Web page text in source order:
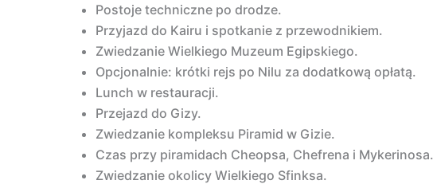
Postoje techniczne po drodze.
Przyjazd do Kairu i spotkanie z przewodnikiem.
Zwiedzanie Wielkiego Muzeum Egipskiego.
Opcjonalnie: krótki rejs po Nilu za dodatkową opłatą.
Lunch w restauracji.
Przejazd do Gizy.
Zwiedzanie kompleksu Piramid w Gizie.
Czas przy piramidach Cheopsa, Chefrena i Mykerinosa.
Zwiedzanie okolicy Wielkiego Sfinksa.